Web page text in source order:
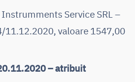
Instrumments Service SRL –
11.12.2020, valoare 1547,00
– atribuit